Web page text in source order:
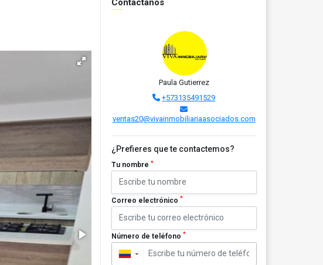
Contáctanos
Paula Gutierrez
+573135491529
ventas20@vivainmobiliariaasociados.com
¿Prefieres que te contactemos?
Tu nombre *
Correo electrónico *
Número de teléfono *
▼